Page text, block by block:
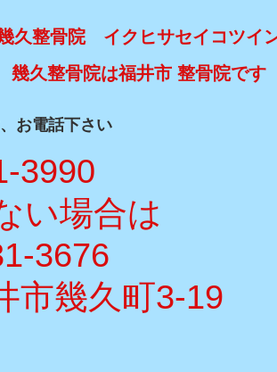
久整骨院 イクヒサセイコツイ
幾久整骨院は福井市 整骨院です
お電話下さい
3990
い場合は
3676
市幾久町3-19